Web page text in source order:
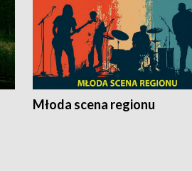
Młoda scena regionu